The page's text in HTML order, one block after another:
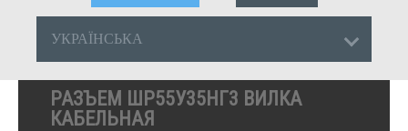
УКРАЇНСЬКА
РАЗЪЕМ ШР55У35НГ3 ВИЛКА
КАБЕЛЬНАЯ